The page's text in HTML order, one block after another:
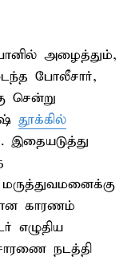
அழைத்தும்,
போலீசார்,
சென்று
தூக்கில்
இதையடுத்து
காரணம்
எழுதிய
நடத்தி